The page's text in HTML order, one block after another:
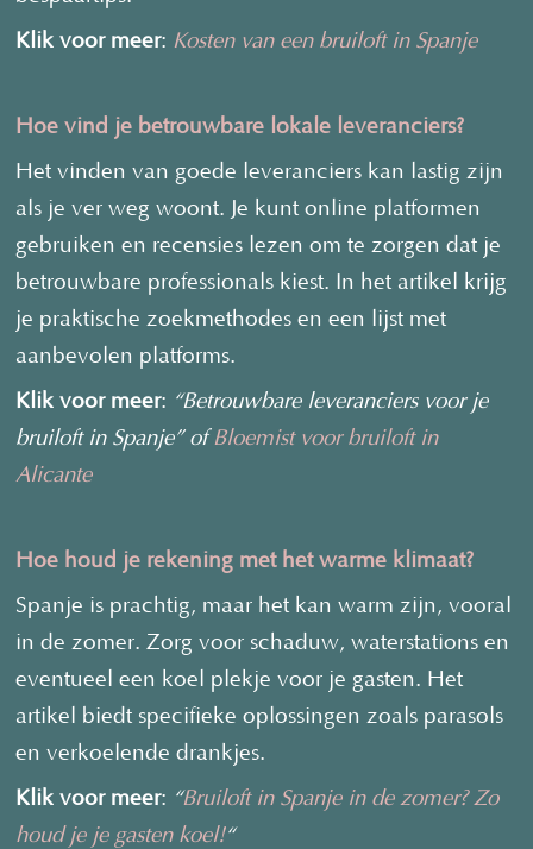
Klik voor meer: Kosten van een bruiloft in Spanje
Hoe vind je betrouwbare lokale leveranciers?
Het vinden van goede leveranciers kan lastig zijn
als je ver weg woont. Je kunt online platformen
gebruiken en recensies lezen om te zorgen dat je
betrouwbare professionals kiest. In het artikel krijg
je praktische zoekmethodes en een lijst met
aanbevolen platforms.
Klik voor meer: “Betrouwbare leveranciers voor je
bruiloft in Spanje” ofBloemist voor bruiloft in
Alicante
Hoe houd je rekening met het warme klimaat?
Spanje is prachtig, maar het kan warm zijn, vooral
in de zomer. Zorg voor schaduw, waterstations en
eventueel een koel plekje voor je gasten. Het
artikel biedt specifieke oplossingen zoals parasols
en verkoelende drankjes.
Klik voor meer: “Bruiloft in Spanje in de zomer? Zo
houd je je gasten koel!“